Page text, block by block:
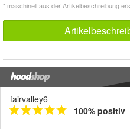
* maschinell aus der Artikelbeschreibung
fairvalley6
100% positiv